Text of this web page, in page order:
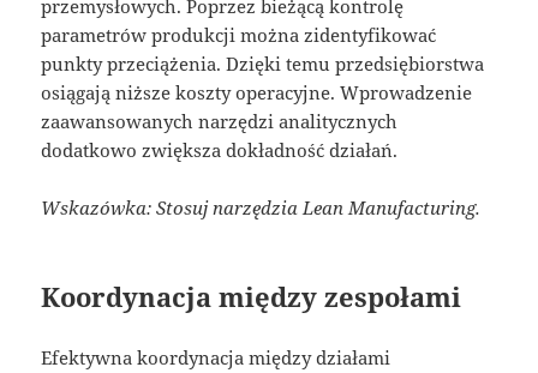
przemysłowych. Poprzez bieżącą kontrolę
parametrów produkcji można zidentyfikować
punkty przeciążenia. Dzięki temu przedsiębiorstwa
osiągają niższe koszty operacyjne. Wprowadzenie
zaawansowanych narzędzi analitycznych
dodatkowo zwiększa dokładność działań.
Wskazówka: Stosuj narzędzia Lean Manufacturing.
Koordynacja między zespołami
Efektywna koordynacja między działami